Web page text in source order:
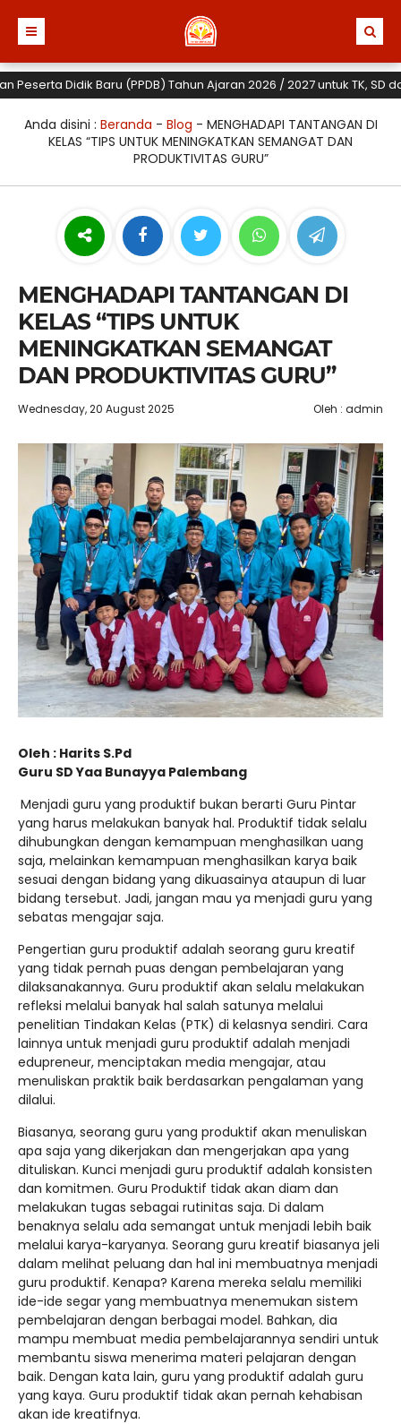
Didik Baru (PPDB) Tahun Ajaran 2026 / 2027 untuk TK, SD
Anda disini : Beranda - Blog - MENGHADAPI TANTANGAN DI
KELAS “TIPS UNTUK MENINGKATKAN SEMANGAT DAN
PRODUKTIVITAS GURU”
MENGHADAPI TANTANGAN DI
KELAS “TIPS UNTUK
MENINGKATKAN SEMANGAT
DAN PRODUKTIVITAS GURU”
Wednesday, 20 August 2025 Oleh : admin
Oleh : Harits S.Pd
Guru SD Yaa Bunayya Palembang
Menjadi guru yang produktif bukan berarti Guru Pintar
yang harus melakukan banyak hal. Produktif tidak selalu
dihubungkan dengan kemampuan menghasilkan uang
saja, melainkan kemampuan menghasilkan karya baik
sesuai dengan bidang yang dikuasainya ataupun di luar
bidang tersebut. Jadi, jangan mau ya menjadi guru yang
sebatas mengajar saja.
Pengertian guru produktif adalah seorang guru kreatif
yang tidak pernah puas dengan pembelajaran yang
dilaksanakannya. Guru produktif akan selalu melakukan
refleksi melalui banyak hal salah satunya melalui
penelitian Tindakan Kelas (PTK) di kelasnya sendiri. Cara
lainnya untuk menjadi guru produktif adalah menjadi
edupreneur, menciptakan media mengajar, atau
menuliskan praktik baik berdasarkan pengalaman yang
dilalui.
Biasanya, seorang guru yang produktif akan menuliskan
apa saja yang dikerjakan dan mengerjakan apa yang
dituliskan. Kunci menjadi guru produktif adalah konsisten
dan komitmen. Guru Produktif tidak akan diam dan
melakukan tugas sebagai rutinitas saja. Di dalam
benaknya selalu ada semangat untuk menjadi lebih baik
melalui karya-karyanya. Seorang guru kreatif biasanya jeli
dalam melihat peluang dan hal ini membuatnya menjadi
guru produktif. Kenapa? Karena mereka selalu memiliki
ide-ide segar yang membuatnya menemukan sistem
pembelajaran dengan berbagai model. Bahkan, dia
mampu membuat media pembelajarannya sendiri untuk
membantu siswa menerima materi pelajaran dengan
baik. Dengan kata lain, guru yang produktif adalah guru
yang kaya. Guru produktif tidak akan pernah kehabisan
akan ide kreatifnya.